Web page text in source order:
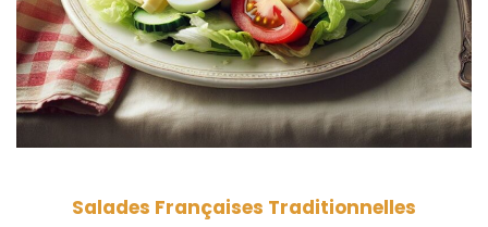
Salades Françaises Traditionnelles